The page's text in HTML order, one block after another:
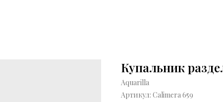
Купальник
Aquarilla
Артикул: Calimera 659